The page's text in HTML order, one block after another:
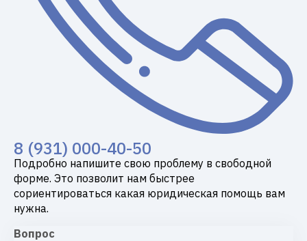
8 (931) 000-40-50
Подробно напишите свою проблему в свободной
форме. Это позволит нам быстрее
сориентироваться какая юридическая помощь вам
нужна.
Вопрос